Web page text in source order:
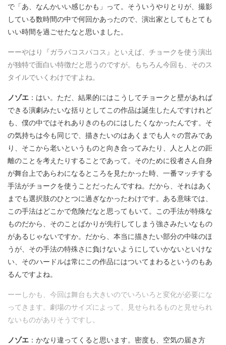
で「あ、なんかいい感じかも」って。そういうやりとりが、撮影
している数時間の中で何回かあったので、演出家としてもとても
いい時間を過ごせたなと思いました。
ーーやはり『ガラパコスパコス』といえば、チョークを使う演出
が独特で面白い特徴だと思うのですが。もちろん今回も、そのス
タイルでいくわけですよね。
ノゾエ ：はい。ただ、結果的にはこうしてチョークと壁があれば
できる演劇みたいな括りとしてこの作品は誕生したんですけれど
も、僕の中ではそれありきのものにはしたくなかったんです。そ
の気持ちは今も同じで、描きたいのはあくまでも人々の営みであ
り、そこから老いというものと向き合ってみたり、人と人との距
離のことを考えたりすることであって。そのために役者さん自身
が舞台上であらわになるところを見たかった時、一番マッチする
手法がチョークを使うことだったんですね。だから、それはあく
までも選択肢のひとつに過ぎなかったわけです。ある意味では、
この手法はどこかで危険だなと思ってもいて。この手法が特殊な
ものだから、そのことばかりが先行してしまう強さみたいなもの
があるじゃないですか。だから、本当に描きたい部分の中味のほ
うが、その手法の特殊さに負けないようにしていかないといけな
い、そのハードルは常にこの作品にはついてまわるというのもあ
るんですよね。
ーーしかも、今回は舞台も大きいのでいろいろと変化が必要にな
ってきます。劇場のサイズによって、見せられるものと見せられ
ないものがありそうですし。
ノゾエ ：かなり違ってくると思います。密度も、空気の届き方